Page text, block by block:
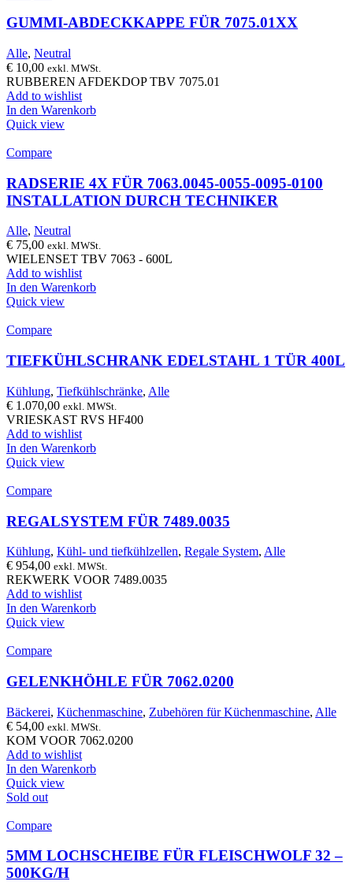
GUMMI-ABDECKKAPPE FÜR 7075.01XX
Alle, Neutral
€ 10,00 exkl. MWSt.
RUBBEREN AFDEKDOP TBV 7075.01
Add to wishlist
In den Warenkorb
Quick view
Compare
RADSERIE 4X FÜR 7063.0045-0055-0095-0100
INSTALLATION DURCH TECHNIKER
Alle, Neutral
€ 75,00 exkl. MWSt.
WIELENSET TBV 7063 - 600L
Add to wishlist
In den Warenkorb
Quick view
Compare
TIEFKÜHLSCHRANK EDELSTAHL 1 TÜR 400L
Kühlung, Tiefkühlschränke, Alle
€ 1.070,00 exkl. MWSt.
VRIESKAST RVS HF400
Add to wishlist
In den Warenkorb
Quick view
Compare
REGALSYSTEM FÜR 7489.0035
Kühlung, Kühl- und tiefkühlzellen, Regale System, Alle
€ 954,00 exkl. MWSt.
REKWERK VOOR 7489.0035
Add to wishlist
In den Warenkorb
Quick view
Compare
GELENKHÖHLE FÜR 7062.0200
Bäckerei, Küchenmaschine, Zubehören für Küchenmaschine, Alle
€ 54,00 exkl. MWSt.
KOM VOOR 7062.0200
Add to wishlist
In den Warenkorb
Quick view
Sold out
Compare
5MM LOCHSCHEIBE FÜR FLEISCHWOLF 32 –
500KG/H